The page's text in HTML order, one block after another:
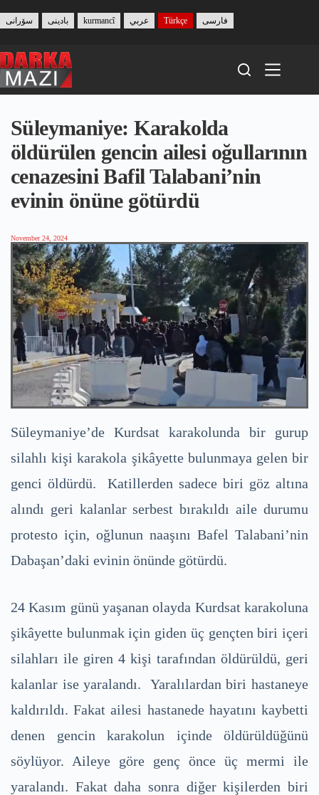
content
بادینی سۆرانی kurmancî عربي Türkçe فارسی
Süleymaniye: Karakolda
öldürülen gencin ailesi oğullarının
cenazesini Bafil Talabani’nin
evinin önüne götürdü
November 24, 2024
Süleymaniye’de Kurdsat karakolunda bir gurup
silahlı kişi karakola şikâyette bulunmaya gelen bir
genci öldürdü. Katillerden sadece biri göz altına
alındı geri kalanlar serbest bırakıldı aile durumu
protesto için, oğlunun naaşını Bafel Talabani’nin
Dabaşan’daki evinin önünde götürdü.
24 Kasım günü yaşanan olayda Kurdsat karakoluna
şikâyette bulunmak için giden üç gençten biri içeri
silahları ile giren 4 kişi tarafından öldürüldü, geri
kalanlar ise yaralandı. Yaralılardan biri hastaneye
kaldırıldı. Fakat ailesi hastanede hayatını kaybetti
denen gencin karakolun içinde öldürüldüğünü
söylüyor. Aileye göre genç önce üç mermi ile
yaralandı. Fakat daha sonra diğer kişilerden biri